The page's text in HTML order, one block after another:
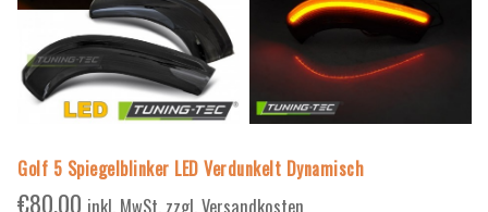
Golf 5 Spiegelblinker LED Verdunkelt Dynamisch
€80.00 inkl. MwSt. zzgl. Versandkosten